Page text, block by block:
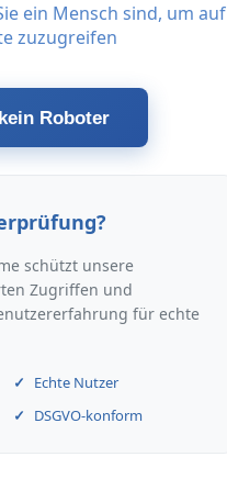
ein Mensch sind, um auf
zuzugreifen
Roboter
schützt unsere
Zugriffen und
für echte
Echte Nutzer
DSGVO-konform